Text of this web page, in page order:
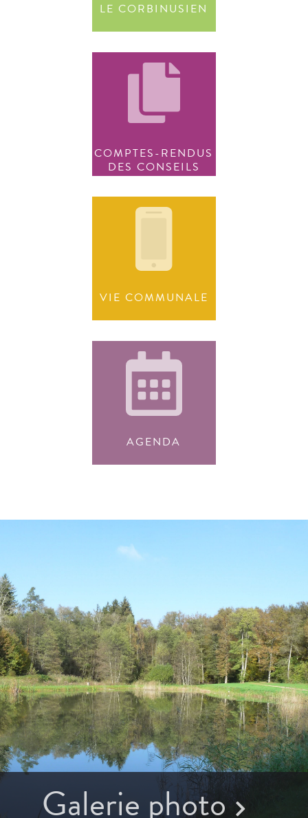
LE CORBINUSIEN
COMPTES-RENDUS
DES CONSEILS
VIE COMMUNALE
AGENDA
Galerie photo